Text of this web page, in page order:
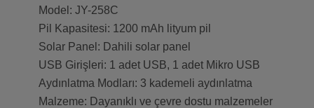
Model: JY-258C
Pil Kapasitesi: 1200 mAh lityum pil
Solar Panel: Dahili solar panel
USB Girişleri: 1 adet USB, 1 adet Mikro USB
Aydınlatma Modları: 3 kademeli aydınlatma
Malzeme: Dayanıklı ve çevre dostu malzemeler